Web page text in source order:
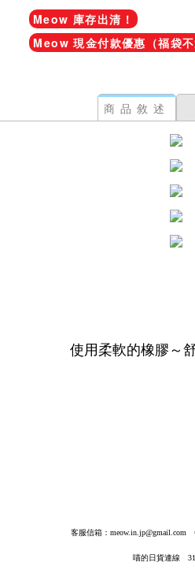
Meow 庫存出清！
Meow 現金付款優惠（福袋不
商品敘述